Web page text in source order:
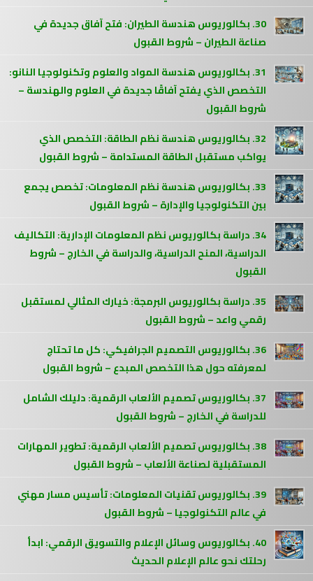
30. بكالوريوس هندسة الطيران: فتح آفاق جديدة في
صناعة الطيران – شروط القبول
31. بكالوريوس هندسة المواد والعلوم وتكنولوجيا النانو:
التخصص الذي يفتح آفاقًا جديدة في العلوم والهندسة –
شروط القبول
32. بكالوريوس هندسة نظم الطاقة: التخصص الذي
يواكب مستقبل الطاقة المستدامة – شروط القبول
33. بكالوريوس هندسة نظم المعلومات: تخصص يجمع
بين التكنولوجيا والإدارة – شروط القبول
34. دراسة بكالوريوس نظم المعلومات الإدارية: التكاليف
الدراسية، المنح الدراسية، والدراسة في الخارج – شروط
القبول
35. دراسة بكالوريوس البرمجة: خيارك المثالي لمستقبل
رقمي واعد – شروط القبول
36. بكالوريوس التصميم الجرافيكي: كل ما تحتاج
لمعرفته حول هذا التخصص المبدع – شروط القبول
37. بكالوريوس تصميم الألعاب الرقمية: دليلك الشامل
للدراسة في الخارج – شروط القبول
38. بكالوريوس تصميم الألعاب الرقمية: تطوير المهارات
المستقبلية لصناعة الألعاب – شروط القبول
39. بكالوريوس تقنيات المعلومات: تأسيس مسار مهني
في عالم التكنولوجيا – شروط القبول
40. بكالوريوس وسائل الإعلام والتسويق الرقمي: ابدأ
رحلتك نحو عالم الإعلام الحديث